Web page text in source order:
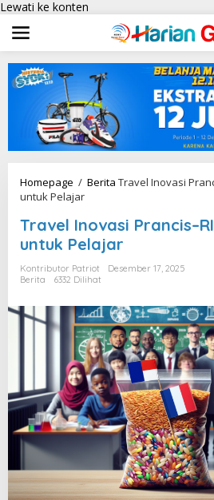
Lewati ke konten
Homepage / Berita Travel Inovasi
untuk Pelajar
Travel Inovasi
untuk Pelajar
Kontributor Patriot
Desember 17, 2025
Berita
6332 Dilihat